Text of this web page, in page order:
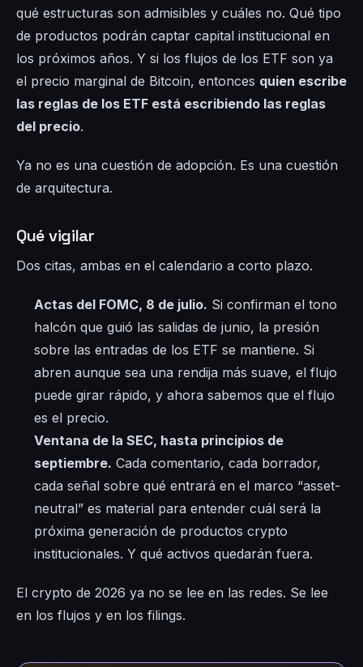
qué estructuras son admisibles y cuáles no. Qué tipo
de productos podrán captar capital institucional en
los próximos años. Y si los flujos de los ETF son ya
el precio marginal de Bitcoin, entonces quien escribe
las reglas de los ETF está escribiendo las reglas
del precio.
Ya no es una cuestión de adopción. Es una cuestión
de arquitectura.
Qué vigilar
Dos citas, ambas en el calendario a corto plazo.
Actas del FOMC, 8 de julio. Si confirman el tono
halcón que guió las salidas de junio, la presión
sobre las entradas de los ETF se mantiene. Si
abren aunque sea una rendija más suave, el flujo
puede girar rápido, y ahora sabemos que el flujo
es el precio.
Ventana de la SEC, hasta principios de
septiembre. Cada comentario, cada borrador,
cada señal sobre qué entrará en el marco “asset-
neutral” es material para entender cuál será la
próxima generación de productos crypto
institucionales. Y qué activos quedarán fuera.
El crypto de 2026 ya no se lee en las redes. Se lee
en los flujos y en los filings.